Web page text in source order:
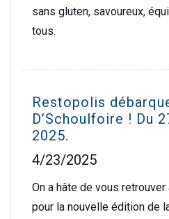
sans gluten, savoureux,
tous.
Restopolis
D’Schoulfoire ! Du
2025.
4/23/2025
On a hâte de vous
pour la nouvelle édition de